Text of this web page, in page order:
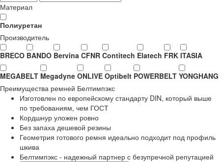
Материал
Полиуретан
Производитель
BRECO BANDO Bervina CFNR Contitech Elatech FRK ITASIA
MEGABELT Megadyne ONLIVE Optibelt POWERBELT YONGHANG
Преимущества ремней Белтимпэкс
Изготовлен по европейскому стандарту DIN, который выше
по требованиям, чем ГОСТ
Кордшнур уложен ровно
Без запаха дешевой резины
Геометрия готового ремня идеально подходит под профиль
шкива
Белтимпэкс - надежный партнер с безупречной репутацией